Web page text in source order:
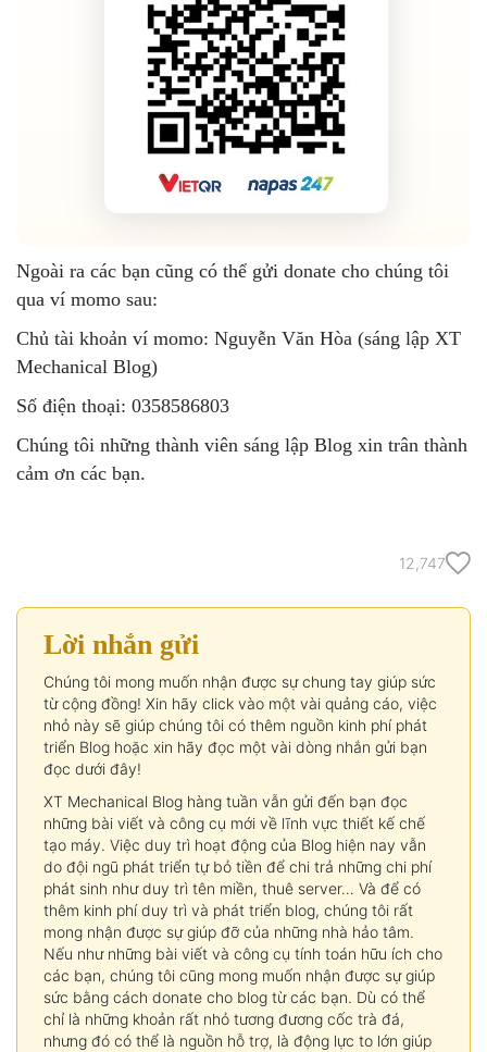
Ngoài ra các bạn cũng có thể gửi donate cho chúng tôi
qua ví momo sau:
Chủ tài khoản ví momo: Nguyễn Văn Hòa (sáng lập XT
Mechanical Blog)
Số điện thoại: 0358586803
Chúng tôi những thành viên sáng lập Blog xin trân thành
cảm ơn các bạn.
12,747
Lời nhắn gửi
Chúng tôi mong muốn nhận được sự chung tay giúp sức
từ cộng đồng! Xin hãy click vào một vài quảng cáo, việc
nhỏ này sẽ giúp chúng tôi có thêm nguồn kinh phí phát
triển Blog hoặc xin hãy đọc một vài dòng nhắn gửi bạn
đọc dưới đây!
XT Mechanical Blog hàng tuần vẫn gửi đến bạn đọc
những bài viết và công cụ mới về lĩnh vực thiết kế chế
tạo máy. Việc duy trì hoạt động của Blog hiện nay vẫn
do đội ngũ phát triển tự bỏ tiền để chi trả những chi phí
phát sinh như duy trì tên miền, thuê server… Và để có
thêm kinh phí duy trì và phát triển blog, chúng tôi rất
mong nhận được sự giúp đỡ của những nhà hảo tâm.
Nếu như những bài viết và công cụ tính toán hữu ích cho
các bạn, chúng tôi cũng mong muốn nhận được sự giúp
sức bằng cách donate cho blog từ các bạn. Dù có thể
chỉ là những khoản rất nhỏ tương đương cốc trà đá,
nhưng đó có thể là nguồn hỗ trợ, là động lực to lớn giúp